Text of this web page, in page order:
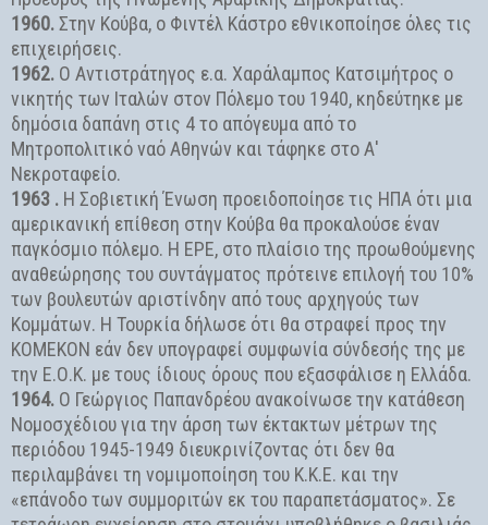
1960.Στην Κούβα, ο Φιντέλ Κάστρο εθνικοποίησε όλες τις
επιχειρήσεις.
1962. Ο Αντιστράτηγος ε.α. Χαράλαμπος Κατσιμήτρος o
νικητής των Ιταλών στον Πόλεμο του 1940, κηδεύτηκε με
δημόσια δαπάνη στις 4 το απόγευμα από το
Μητροπολιτικό ναό Αθηνών και τάφηκε στο Α'
Νεκροταφείο.
1963 . Η Σοβιετική Ένωση προειδοποίησε τις ΗΠΑ ότι μια
αμερικανική επίθεση στην Κούβα θα προκαλούσε έναν
παγκόσμιο πόλεμο. Η ΕΡΕ, στο πλαίσιο της προωθούμενης
αναθεώρησης του συντάγματος πρότεινε επιλογή του 10%
των βουλευτών αριστίνδην από τους αρχηγούς των
Κομμάτων. Η Τουρκία δήλωσε ότι θα στραφεί προς την
ΚΟΜΕΚΟΝ εάν δεν υπογραφεί συμφωνία σύνδεσής της με
την Ε.Ο.Κ. με τους ίδιους όρους που εξασφάλισε η Ελλάδα.
1964. Ο Γεώργιος Παπανδρέου ανακοίνωσε την κατάθεση
Νομοσχέδιου για την άρση των έκτακτων μέτρων της
περιόδου 1945-1949 διευκρινίζοντας ότι δεν θα
περιλαμβάνει τη νομιμοποίηση του Κ.Κ.Ε. και την
«επάνοδο των συμμοριτών εκ του παραπετάσματος». Σε